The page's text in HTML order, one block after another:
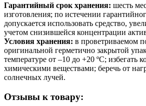
Гарантийный срок хранения: шесть
изготовления; по истечении
допускается использовать средство,
учетом снизившейся концентрации
Условия хранения: в проветриваемом
оригинальной герметично закрытой
температуре от –10 до +20 ºС; избегать
химическими веществами; беречь от
солнечных лучей.
Отзывы к товару: